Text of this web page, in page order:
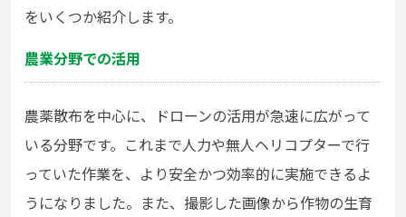
をいくつか紹介します。
農業分野での活用
農薬散布を中心に、ドローンの活用が急速に広がって
いる分野です。これまで人力や無人ヘリコプターで行
っていた作業を、より安全かつ効率的に実施できるよ
うになりました。また、撮影した画像から作物の生育